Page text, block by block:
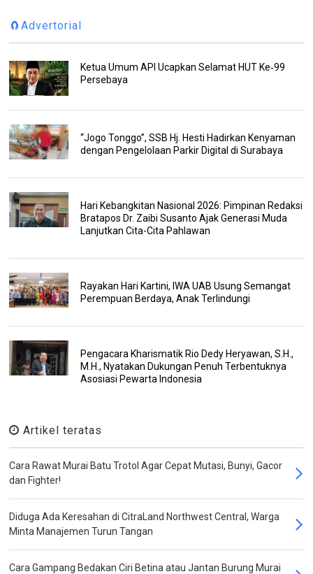
🧲Advertorial
Ketua Umum API Ucapkan Selamat HUT Ke‑99
Persebaya
“Jogo Tonggo”, SSB Hj. Hesti Hadirkan Kenyaman
dengan Pengelolaan Parkir Digital di Surabaya
Hari Kebangkitan Nasional 2026: Pimpinan Redaksi
Bratapos Dr. Zaibi Susanto Ajak Generasi Muda
Lanjutkan Cita-Cita Pahlawan
Rayakan Hari Kartini, IWA UAB Usung Semangat
Perempuan Berdaya, Anak Terlindungi
Pengacara Kharismatik Rio Dedy Heryawan, S.H.,
M.H., Nyatakan Dukungan Penuh Terbentuknya
Asosiasi Pewarta Indonesia
Artikel teratas
Cara Rawat Murai Batu Trotol Agar Cepat Mutasi, Bunyi, Gacor
dan Fighter!
Diduga Ada Keresahan di CitraLand Northwest Central, Warga
Minta Manajemen Turun Tangan
Cara Gampang Bedakan Ciri Betina atau Jantan Burung Murai